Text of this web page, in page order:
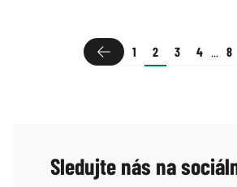
1 2 3 4 8
Sledujte nás na